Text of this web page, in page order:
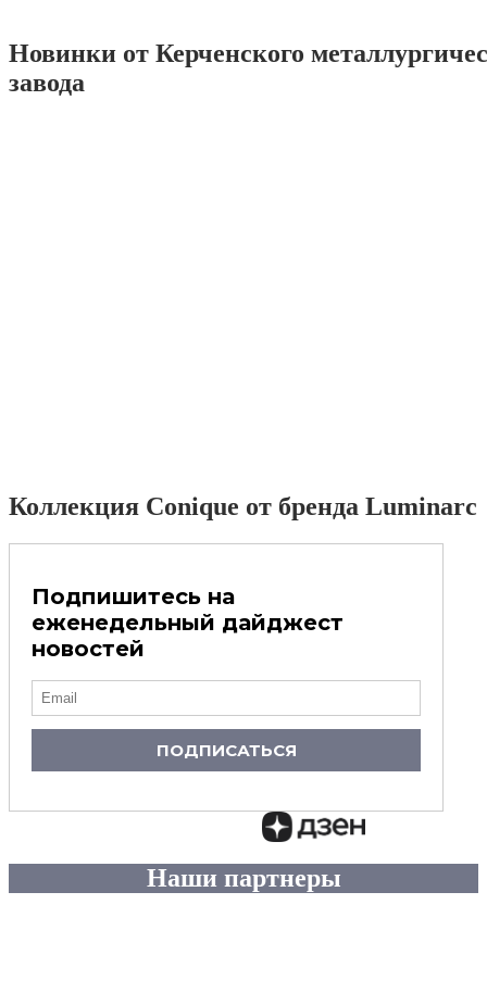
Новинки от Керченского
завода
Коллекция Conique от бренда Luminarc
Подпишитесь на
еженедельный дайджест
новостей
ПОДПИСАТЬСЯ
Наши партнеры